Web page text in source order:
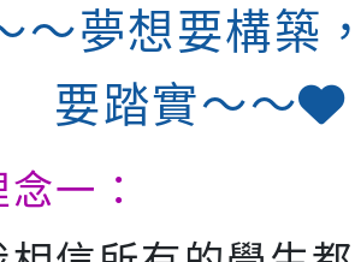
～夢想要構築
要踏實～～
念一：